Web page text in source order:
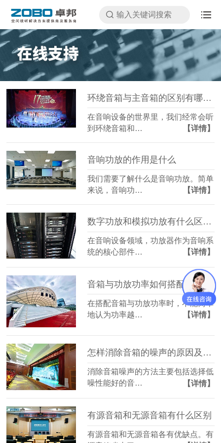
环绕音箱与主音箱的区别有哪些注意事项
在音响设备的世界里，我们经常会听
到环绕音箱和…
【详情】
音响功放的作用是什么
我们需要了解什么是音响功放。简单
来说，音响功…
【详情】
数字功放和模拟功放有什么区别，音质哪个好
在音响设备领域，功放器作为音响系
统的核心部件…
【详情】
音箱与功放功率如何搭配(功率是越大越好吗)
在搭配音箱与功放功率时，不能简单
地认为功率越…
【详情】
怎样消除音箱的噪声的原因及解决方法
消除音箱噪声的方法主要包括选择低
噪性能好的音…
【详情】
有源音箱和无源音箱有什么区别
有源音箱和无源音箱各有优缺点。有